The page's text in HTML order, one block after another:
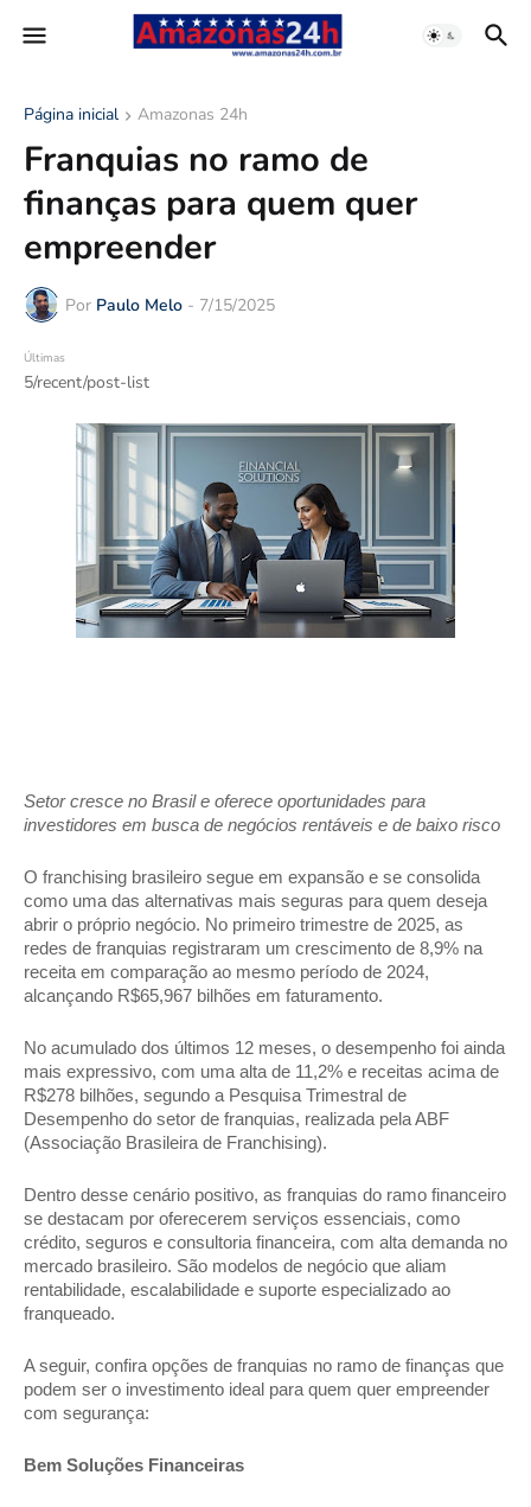
Página inicial Amazonas 24h
Franquias no ramo de
finanças para quem quer
empreender
Por Paulo Melo - 7/15/2025
Últimas
5/recent/post-list
Setor cresce no Brasil e oferece oportunidades para
investidores em busca de negócios rentáveis e de baixo risco
O franchising brasileiro segue em expansão e se consolida
como uma das alternativas mais seguras para quem deseja
abrir o próprio negócio. No primeiro trimestre de 2025, as
redes de franquias registraram um crescimento de 8,9% na
receita em comparação ao mesmo período de 2024,
alcançando R$65,967 bilhões em faturamento.
No acumulado dos últimos 12 meses, o desempenho foi ainda
mais expressivo, com uma alta de 11,2% e receitas acima de
R$278 bilhões, segundo a Pesquisa Trimestral de
Desempenho do setor de franquias, realizada pela ABF
(Associação Brasileira de Franchising).
Dentro desse cenário positivo, as franquias do ramo financeiro
se destacam por oferecerem serviços essenciais, como
crédito, seguros e consultoria financeira, com alta demanda no
mercado brasileiro. São modelos de negócio que aliam
rentabilidade, escalabilidade e suporte especializado ao
franqueado.
A seguir, confira opções de franquias no ramo de finanças que
podem ser o investimento ideal para quem quer empreender
com segurança:
Bem Soluções Financeiras